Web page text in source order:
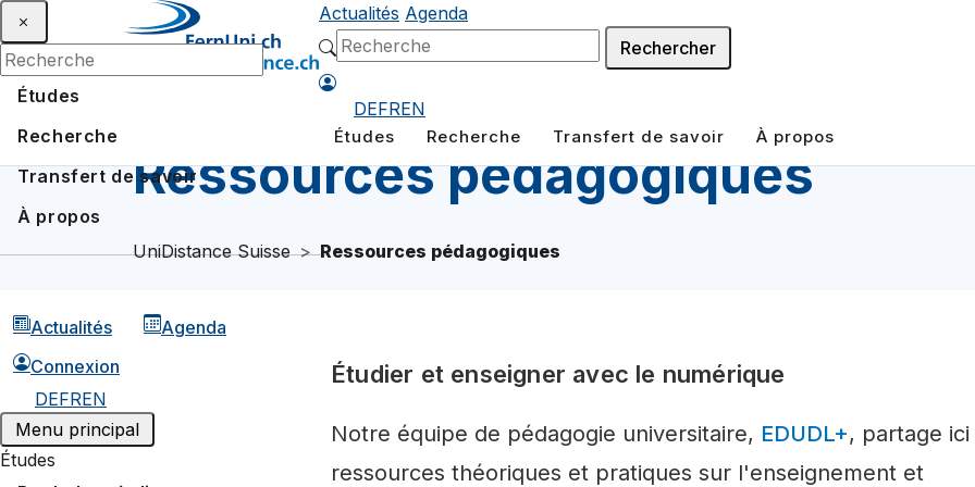
Actualités Agenda
Rechercher
DEFREN
Études Recherche Transfert de savoir À propos
Études
Recherche
Transfert de savoir
À propos
Actualités
Agenda
Connexion
DEFREN
Menu principal
Études
Ressources pédagogiques
UniDistance Suisse Ressources pédagogiques
Étudier et enseigner avec le numérique
Notre équipe de pédagogie universitaire, EDUDL+, partage ici
ressources théoriques et pratiques sur l'enseignement et